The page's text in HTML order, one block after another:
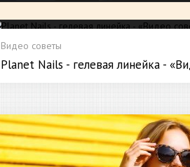
Видео советы
Planet Nails - гелевая линейка -